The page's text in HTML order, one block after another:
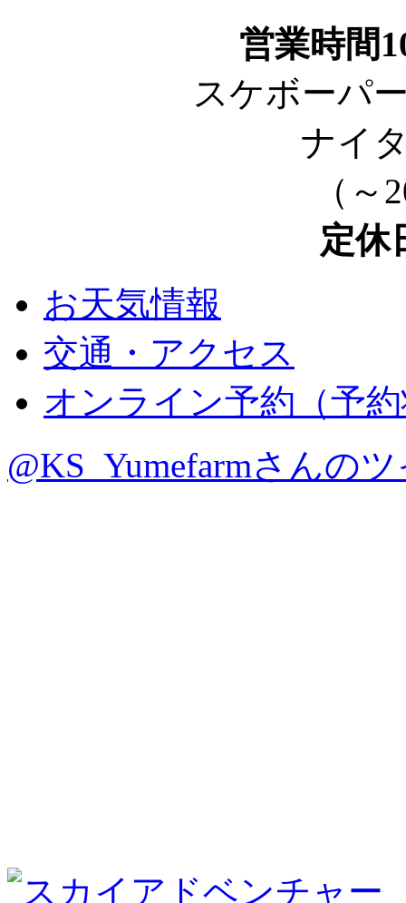
営業時間
スケボーパ
ナイ
（～
定
お天気情報
交通・アクセス
オンライン予約（予
@KS_Yumefarmさんの